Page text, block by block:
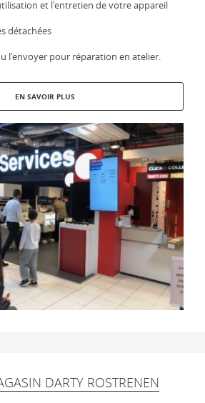
et l'entretien de votre appareil
détachées
l'envoyer pour réparation en atelier.
EN SAVOIR PLUS
DARTY ROSTRENEN